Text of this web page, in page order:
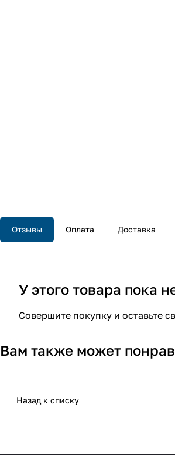
Отзывы Оплата Доставка
У этого товара пока
Совершите покупку и оставьте
Вам также может
Назад к списку